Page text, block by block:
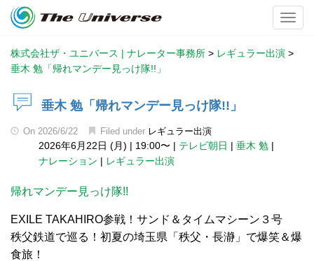
株式会社ザ・ユニバース | ナレーター事務所 > レギュラー出演 >
垂木 勉「帰れマンデー見っけ隊!!」
垂木 勉「帰れマンデー見っけ隊!!」
On 2026/6/22 Filed under レギュラー出演
2026年6月22日 (月) | 19:00〜 | テレビ朝日 | 垂木 勉 |
ナレーション | レギュラー出演
帰れマンデー見っけ隊!!
EXILE TAKAHIRO参戦！サンド＆タイムマシーン３号
秩父鉄道で巡る！初夏の埼玉県「秩父・長瀞」で爆笑＆爆
食旅！